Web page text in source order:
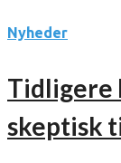
Nyheder
Tidligere
skeptisk